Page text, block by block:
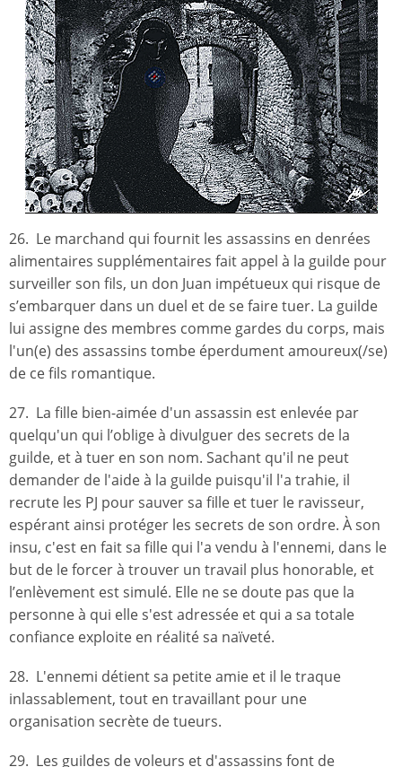
26. Le marchand qui fournit les assassins en denrées
alimentaires supplémentaires fait appel à la guilde pour
surveiller son fils, un don Juan impétueux qui risque de
s’embarquer dans un duel et de se faire tuer. La guilde
lui assigne des membres comme gardes du corps, mais
l'un(e) des assassins tombe éperdument amoureux(/se)
de ce fils romantique.
27. La fille bien-aimée d'un assassin est enlevée par
quelqu'un qui l’oblige à divulguer des secrets de la
guilde, et à tuer en son nom. Sachant qu'il ne peut
demander de l'aide à la guilde puisqu'il l'a trahie, il
recrute les PJ pour sauver sa fille et tuer le ravisseur,
espérant ainsi protéger les secrets de son ordre. À son
insu, c'est en fait sa fille qui l'a vendu à l'ennemi, dans le
but de le forcer à trouver un travail plus honorable, et
l’enlèvement est simulé. Elle ne se doute pas que la
personne à qui elle s'est adressée et qui a sa totale
confiance exploite en réalité sa naïveté.
28. L'ennemi détient sa petite amie et il le traque
inlassablement, tout en travaillant pour une
organisation secrète de tueurs.
29. Les guildes de voleurs et d'assassins font de